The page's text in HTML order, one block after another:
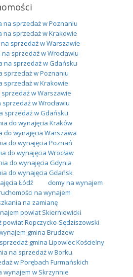
na sprzedaż w Poznaniu
na sprzedaż w Krakowie
sprzedaż w Warszawie
sprzedaż w Wrocławiu
na sprzedaż w Gdańsku
sprzedaż w Poznaniu
sprzedaż w Krakowie
w Warszawie
sprzedaż w Wrocławiu
sprzedaż w Gdańsku
do wynajęcia Kraków
do wynajęcia Warszawa
do wynajęcia Poznań
do wynajęcia Wrocław
do wynajęcia Gdynia
do wynajęcia Gdańsk
Łódź
domy na wynajem
na wynajem
na zamianę
powiat Skierniewicki
Ropczycko-Sędziszowski
gmina Brudzew
gmina Lipowiec Kościelny
na sprzedaż w Borku
w Porębach Furmańskich
wynajem w Skrzynnie